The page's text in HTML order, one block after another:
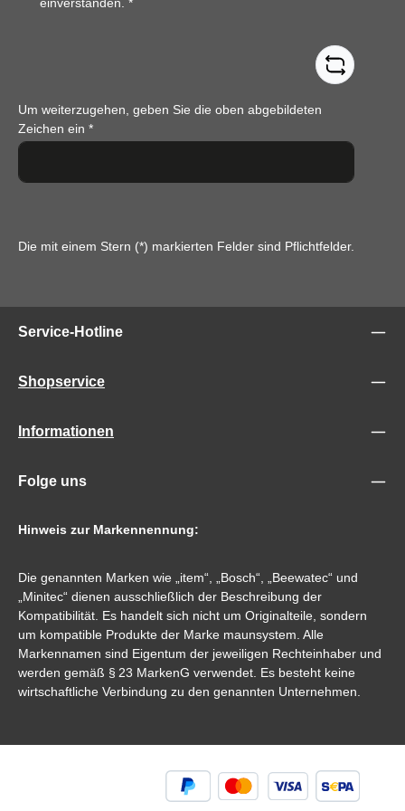
einverstanden. *
Um weiterzugehen, geben Sie die oben abgebildeten
Zeichen ein *
Die mit einem Stern (*) markierten Felder sind Pflichtfelder.
Service-Hotline
Shopservice
Informationen
Folge uns
Hinweis zur Markennennung:
Die genannten Marken wie „item“, „Bosch“, „Beewatec“ und
„Minitec“ dienen ausschließlich der Beschreibung der
Kompatibilität. Es handelt sich nicht um Originalteile, sondern
um kompatible Produkte der Marke maunsystem. Alle
Markennamen sind Eigentum der jeweiligen Rechteinhaber und
werden gemäß § 23 MarkenG verwendet. Es besteht keine
wirtschaftliche Verbindung zu den genannten Unternehmen.